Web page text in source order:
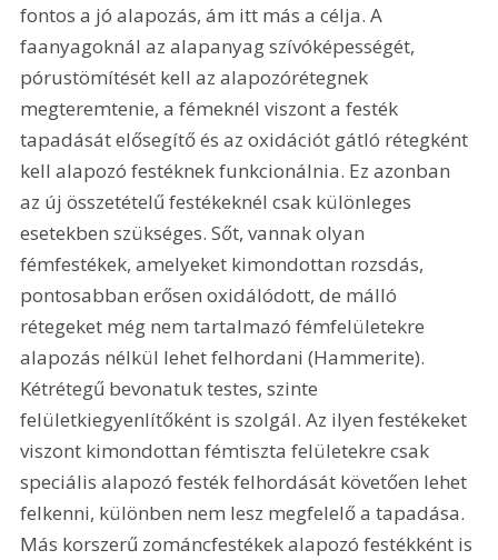
fontos a jó alapozás, ám itt más a célja. A
faanyagoknál az alapanyag szívóképességét,
pórustömítését kell az alapozórétegnek
megteremtenie, a fémeknél viszont a festék
tapadását elősegítő és az oxidációt gátló rétegként
kell alapozó festéknek funkcionálnia. Ez azonban
az új összetételű festékeknél csak különleges
esetekben szükséges. Sőt, vannak olyan
fémfestékek, amelyeket kimondottan rozsdás,
pontosabban erősen oxidálódott, de málló
rétegeket még nem tartalmazó fémfelületekre
alapozás nélkül lehet felhordani (Hammerite).
Kétrétegű bevonatuk testes, szinte
felületkiegyenlítőként is szolgál. Az ilyen festékeket
viszont kimondottan fémtiszta felületekre csak
speciális alapozó festék felhordását követően lehet
felkenni, különben nem lesz megfelelő a tapadása.
Más korszerű zománcfestékek alapozó festékként is